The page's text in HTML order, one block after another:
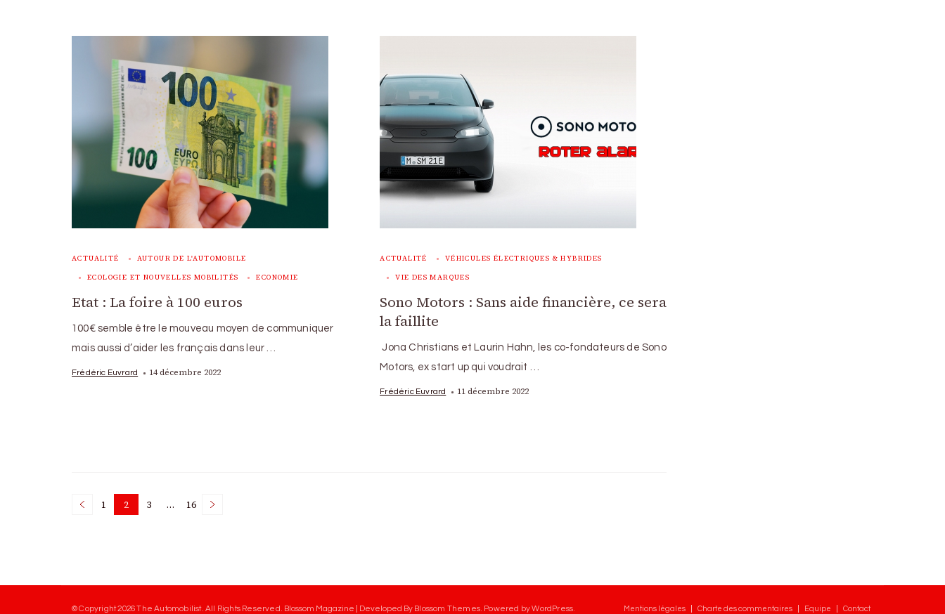
ACTUALITÉ AUTOUR DE L'AUTOMOBILE
ECOLOGIE ET NOUVELLES MOBILITÉS ECONOMIE
Etat : La foire à 100 euros
100€ semble être le mouveau moyen de communiquer
mais aussi d’aider les français dans leur …
Frédéric Euvrard 14 décembre 2022
ACTUALITÉ VÉHICULES ÉLECTRIQUES & HYBRIDES
VIE DES MARQUES
Sono Motors : Sans aide financière, ce sera
la faillite
Jona Christians et Laurin Hahn, les co-fondateurs de Sono
Motors, ex start up qui voudrait …
Frédéric Euvrard 11 décembre 2022
Posts
Page
1 Page
2 Page
3 … Page
16
© Copyright 2026The Automobilist. All Rights Reserved. Blossom Magazine | Developed By Blossom Themes Powered byWordPress Mentions légales Charte des commentaires Equipe Contact